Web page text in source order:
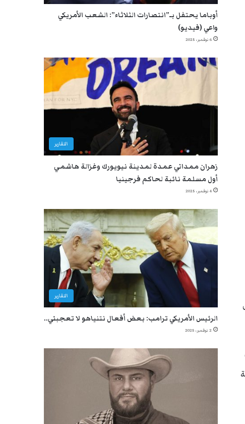
أوباما يحتفل بـ”انتصارات الثلاثاء”: الشعب الأمريكي
واعي (فيديو)
6 نوفمبر، 2025
التقارير
زهران ممداني عمدة لمدينة نيويورك وغزالة هاشمي
أول مسلمة نائبة لحاكم فرجينيا
4 نوفمبر، 2025
التقارير
الرئيس الأمريكي ترامب: بعض أفعال نتنياهو لا تعجبني..
2 نوفمبر، 2025